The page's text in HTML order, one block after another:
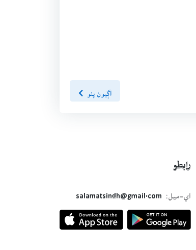
اڳيون پنو
رابطو
اي-ميل:
salamatsindh@gmail.com